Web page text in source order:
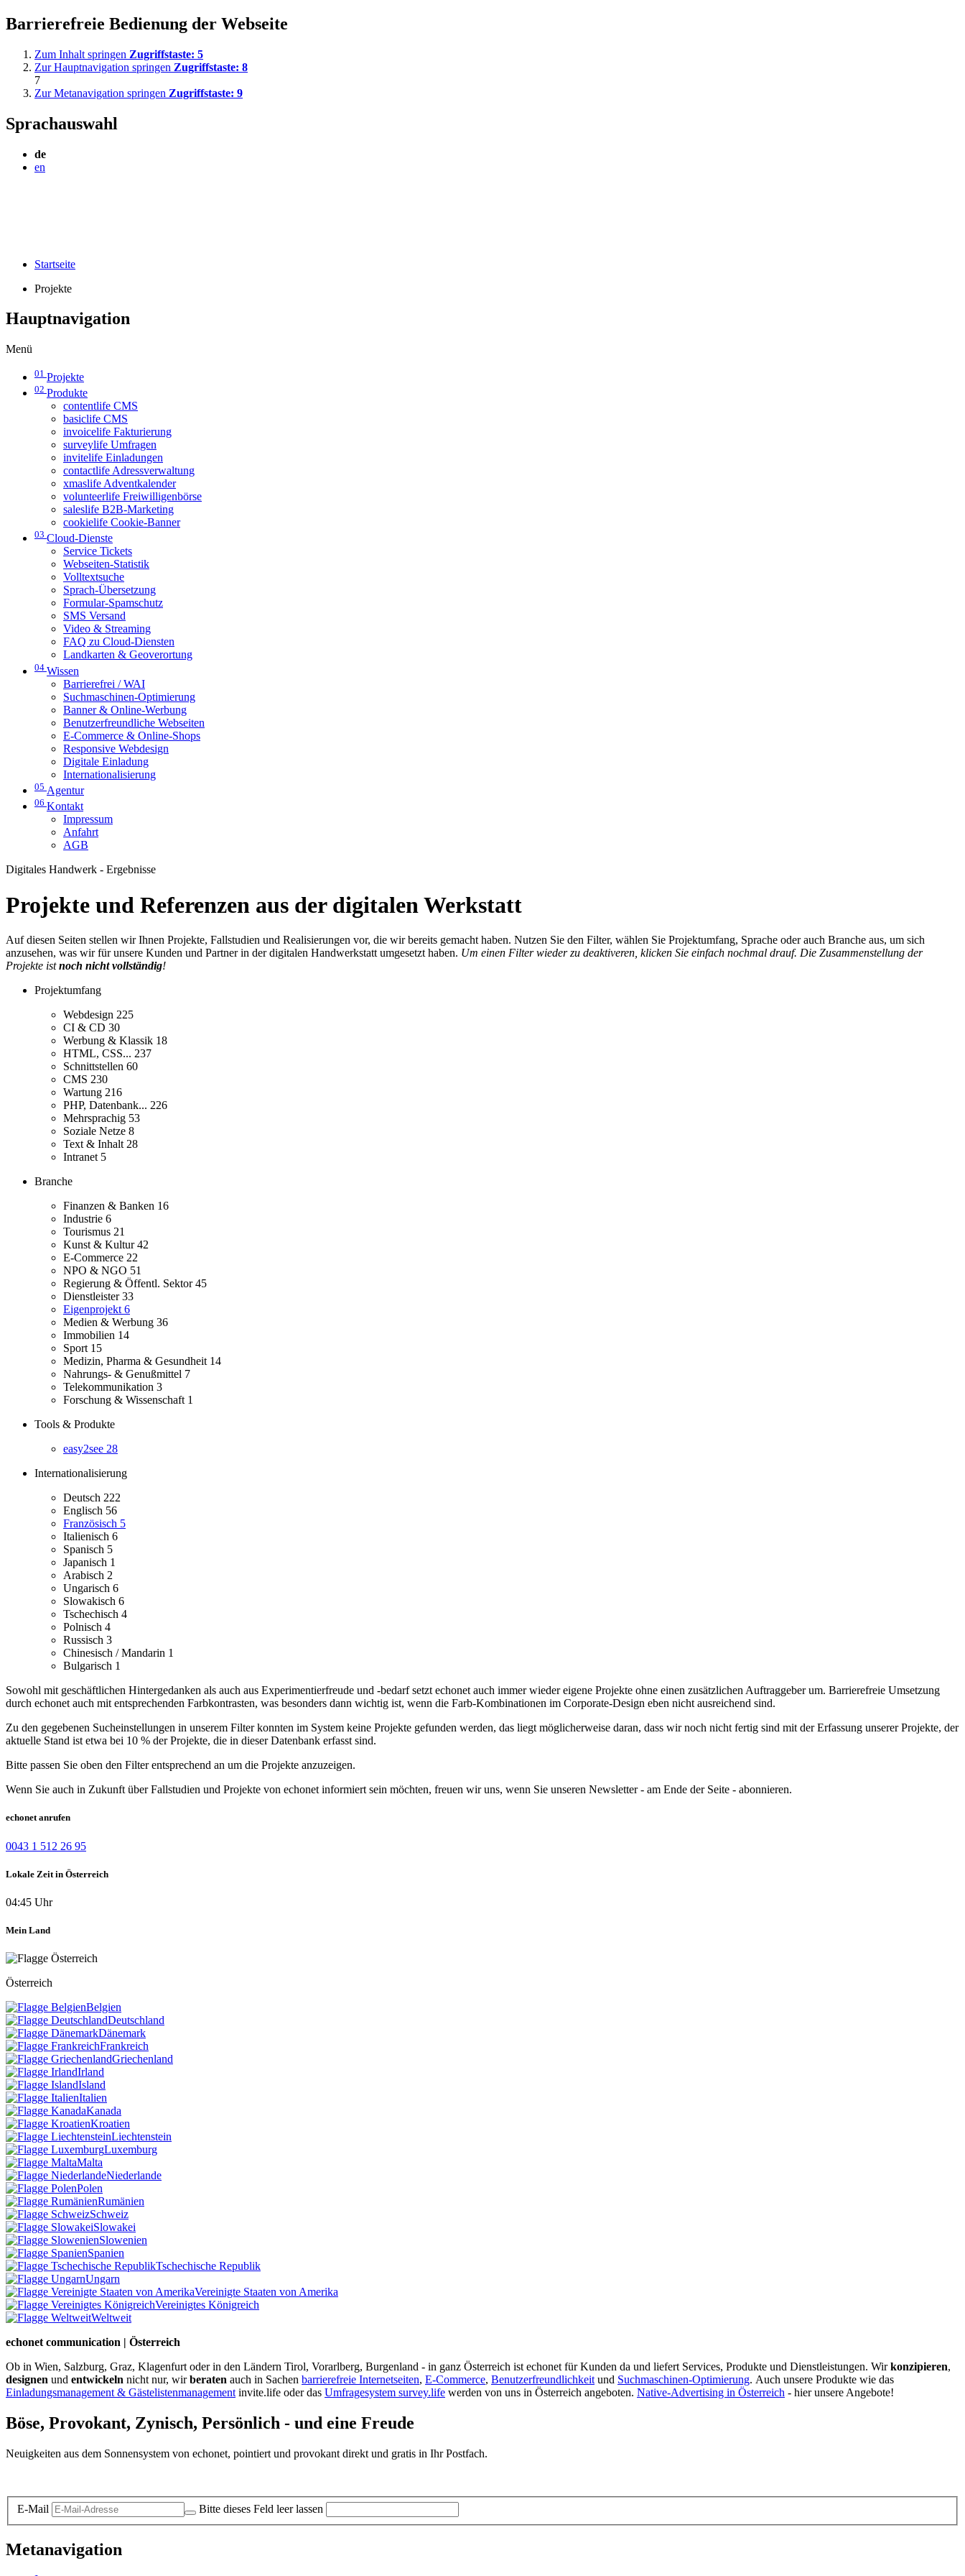
Barrierefreie Bedienung der Webseite
Zum Inhalt springen Zugriffstaste: 5
Zur Hauptnavigation springen Zugriffstaste: 8
7
Zur Metanavigation springen Zugriffstaste: 9
Sprachauswahl
de
en
Startseite
Projekte
Hauptnavigation
Menü
01 Projekte
02 Produkte
contentlife CMS
basiclife CMS
invoicelife Fakturierung
surveylife Umfragen
invitelife Einladungen
contactlife Adressverwaltung
xmaslife Adventkalender
volunteerlife Freiwilligenbörse
saleslife B2B-Marketing
cookielife Cookie-Banner
03 Cloud-Dienste
Service Tickets
Webseiten-Statistik
Volltextsuche
Sprach-Übersetzung
Formular-Spamschutz
SMS Versand
Video & Streaming
FAQ zu Cloud-Diensten
Landkarten & Geoverortung
04 Wissen
Barrierefrei / WAI
Suchmaschinen-Optimierung
Banner & Online-Werbung
Benutzerfreundliche Webseiten
E-Commerce & Online-Shops
Responsive Webdesign
Digitale Einladung
Internationalisierung
05 Agentur
06 Kontakt
Impressum
Anfahrt
AGB
Digitales Handwerk - Ergebnisse
Projekte und Referenzen aus der digitalen Werkstatt
Auf diesen Seiten stellen wir Ihnen Projekte, Fallstudien und Realisierungen vor, die wir bereits gemacht haben. Nutzen Sie den Filter, wählen Sie Projektumfang, Sprache oder auch Branche aus, um sich
anzusehen, was wir für unsere Kunden und Partner in der digitalen Handwerkstatt umgesetzt haben. Um einen Filter wieder zu deaktiveren, klicken Sie einfach nochmal drauf. Die Zusammenstellung der
Projekte istnoch nicht vollständig!
Projektumfang
Webdesign 225
CI & CD 30
Werbung & Klassik 18
HTML, CSS... 237
Schnittstellen 60
CMS 230
Wartung 216
PHP, Datenbank... 226
Mehrsprachig 53
Soziale Netze 8
Text & Inhalt 28
Intranet 5
Branche
Finanzen & Banken 16
Industrie 6
Tourismus 21
Kunst & Kultur42
E-Commerce 22
NPO & NGO 51
Regierung & Öffentl. Sektor45
Dienstleister33
Eigenprojekt 6
Medien & Werbung 36
Immobilien 14
Sport 15
Medizin, Pharma & Gesundheit 14
Nahrungs- & Genußmittel 7
Telekommunikation 3
Forschung & Wissenschaft 1
Tools & Produkte
easy2see 28
Internationalisierung
Deutsch 222
Englisch 56
Französisch 5
Italienisch 6
Spanisch 5
Japanisch 1
Arabisch 2
Ungarisch 6
Slowakisch 6
Tschechisch 4
Polnisch 4
Russisch 3
Chinesisch / Mandarin 1
Bulgarisch 1
Sowohl mit geschäftlichen Hintergedanken als auch aus Experimentierfreude und -bedarf setzt echonet auch immer wieder eigene Projekte ohne einen zusätzlichen Auftraggeber um. Barrierefreie Umsetzung
durch echonet auch mit entsprechenden Farbkontrasten, was besonders dann wichtig ist, wenn die Farb-Kombinationen im Corporate-Design eben nicht ausreichend sind.
Zu den gegebenen Sucheinstellungen in unserem Filter konnten im System keine Projekte gefunden werden, das liegt möglicherweise daran, dass wir noch nicht fertig sind mit der Erfassung unserer Projekte, der
aktuelle Stand ist etwa bei 10 % der Projekte, die in dieser Datenbank erfasst sind.
Bitte passen Sie oben den Filter entsprechend an um die Projekte anzuzeigen.
Wenn Sie auch in Zukunft über Fallstudien und Projekte von echonet informiert sein möchten, freuen wir uns, wenn Sie unseren Newsletter - am Ende der Seite - abonnieren.
echonet anrufen
0043 1 512 26 95
Lokale Zeit in Österreich
04:45 Uhr
Mein Land
Österreich
Belgien
Deutschland
Dänemark
Frankreich
Griechenland
Irland
Island
Italien
Kanada
Kroatien
Liechtenstein
Luxemburg
Malta
Niederlande
Polen
Rumänien
Schweiz
Slowakei
Slowenien
Spanien
Tschechische Republik
Ungarn
Vereinigte Staaten von Amerika
Vereinigtes Königreich
Weltweit
echonet communication | Österreich
Ob in Wien, Salzburg, Graz, Klagenfurt oder in den Ländern Tirol, Vorarlberg, Burgenland - in ganz Österreich ist echonet für Kunden da und liefert Services, Produkte und Dienstleistungen. Wirkonzipieren,
designen und entwickeln nicht nur, wirberaten auch in Sachen barrierefreie Internetseiten, E-Commerce, Benutzerfreundlichkeit und Suchmaschinen-Optimierung. Auch unsere Produkte wie das
Einladungsmanagement & Gästelistenmanagement invite.life oder das Umfragesystem survey.life werden von uns in Österreich angeboten. Native-Advertising in Österreich - hier unsere Angebote!
Böse, Provokant, Zynisch, Persönlich - und eine Freude
Neuigkeiten aus dem Sonnensystem von echonet, pointiert und provokant direkt und gratis in Ihr Postfach.
E-Mail Bitte dieses Feld leer lassen
Metanavigation